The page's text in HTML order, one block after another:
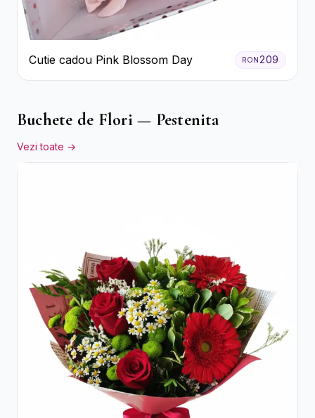
Cutie cadou Pink Blossom Day RON209
Buchete de Flori — Pestenita
Vezi toate →